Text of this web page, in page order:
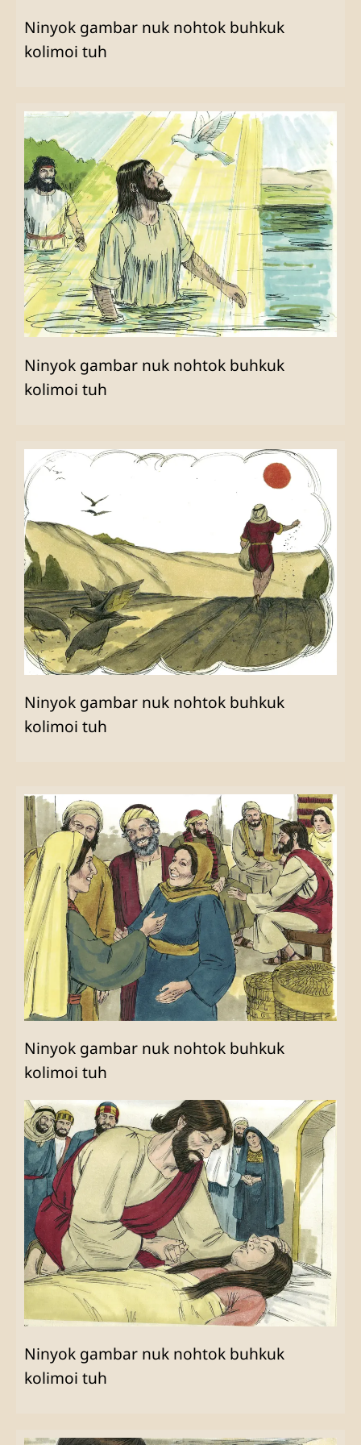
Ninyok gambar nuk nohtok buhkuk
kolimoi tuh
Ninyok gambar nuk nohtok buhkuk
kolimoi tuh
Ninyok gambar nuk nohtok buhkuk
kolimoi tuh
Ninyok gambar nuk nohtok buhkuk
kolimoi tuh
Ninyok gambar nuk nohtok buhkuk
kolimoi tuh